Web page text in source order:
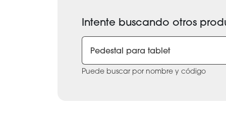
Intente buscando otros
Puede buscar por nombre y código